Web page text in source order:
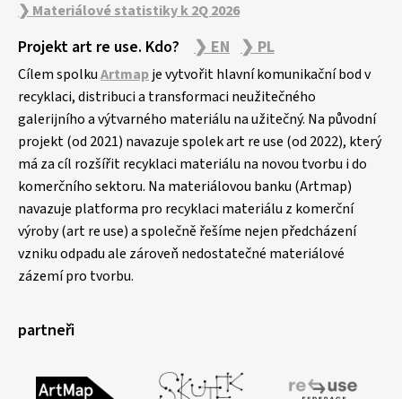
❯ Materiálové statistiky k 2Q 2026
Projekt art re use. Kdo? ❯ EN ❯ PL
Cílem spolkuArtmapje vytvořit hlavní komunikační bod v
recyklaci, distribuci a transformaci neužitečného
galerijního a výtvarného materiálu na užitečný. Na původní
projekt (od 2021) navazuje spolek art re use (od 2022), který
má za cíl rozšířit recyklaci materiálu na novou tvorbu i do
komerčního sektoru. Na materiálovou banku (Artmap)
navazuje platforma pro recyklaci materiálu z komerční
výroby (art re use) a společně řešíme nejen předcházení
vzniku odpadu ale zároveň nedostatečné materiálové
zázemí pro tvorbu.
partneři